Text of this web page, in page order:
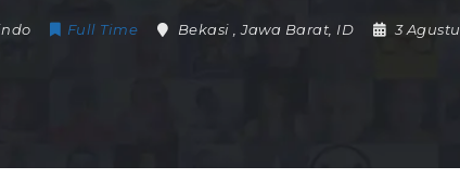
Full Time Bekasi ,Jawa Barat ID 3